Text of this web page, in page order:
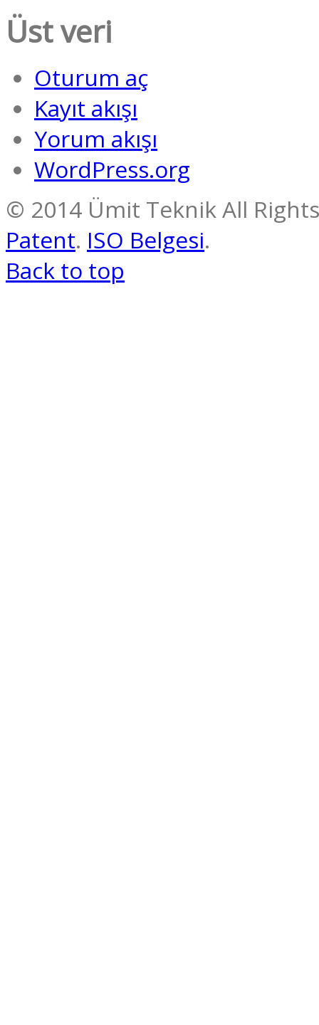
Üst veri
Oturum aç
Kayıt akışı
Yorum akışı
WordPress.org
© 2014 Ümit Teknik All
Patent. ISO Belgesi.
Back to top